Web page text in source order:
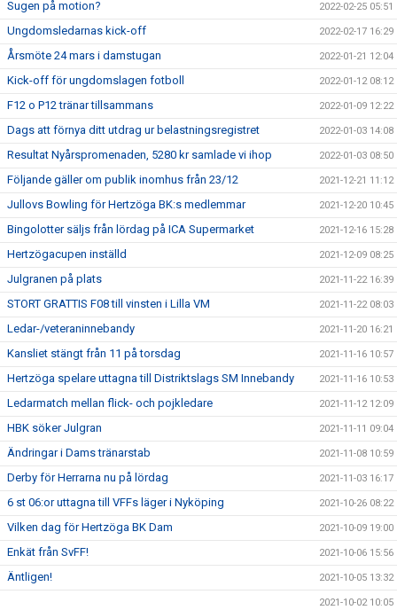
Sugen på motion? 2022-02-25 05:51
Ungdomsledarnas kick-off 2022-02-17 16:29
Årsmöte 24 mars i damstugan 2022-01-21 12:04
Kick-off för ungdomslagen fotboll 2022-01-12 08:12
F12 o P12 tränar tillsammans 2022-01-09 12:22
Dags att förnya ditt utdrag ur belastningsregistret 2022-01-03 14:08
Resultat Nyårspromenaden, 5280 kr samlade vi ihop 2022-01-03 08:50
Följande gäller om publik inomhus från 23/12 2021-12-21 11:12
Jullovs Bowling för Hertzöga BK:s medlemmar 2021-12-20 10:45
Bingolotter säljs från lördag på ICA Supermarket 2021-12-16 15:28
Hertzögacupen inställd 2021-12-09 08:25
Julgranen på plats 2021-11-22 16:39
STORT GRATTIS F08 till vinsten i Lilla VM 2021-11-22 08:03
Ledar-/veteraninnebandy 2021-11-20 16:21
Kansliet stängt från 11 på torsdag 2021-11-16 10:57
Hertzöga spelare uttagna till Distriktslags SM Innebandy 2021-11-16 10:53
Ledarmatch mellan flick- och pojkledare 2021-11-12 12:09
HBK söker Julgran 2021-11-11 09:04
Ändringar i Dams tränarstab 2021-11-08 10:59
Derby för Herrarna nu på lördag 2021-11-03 16:17
6 st 06:or uttagna till VFFs läger i Nyköping 2021-10-26 08:22
Vilken dag för Hertzöga BK Dam 2021-10-09 19:00
Enkät från SvFF! 2021-10-06 15:56
Äntligen! 2021-10-05 13:32
2021-10-02 10:05